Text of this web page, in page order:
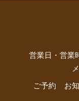
営業日・営業
ご予約 お